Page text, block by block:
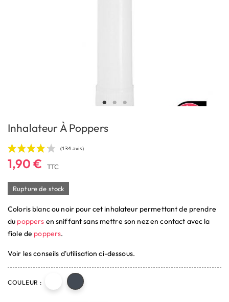
Inhalateur À Poppers
(134 avis)
1,90 € TTC
Rupture de stock
Coloris blanc ou noir pour cet inhalateur permettant de prendre
du poppers en sniffant sans mettre son nez en contact avec la
fiole de poppers.
Voir les conseils d'utilisation ci-dessous.
COULEUR :